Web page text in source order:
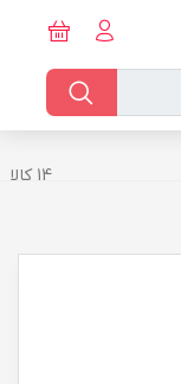
14 کالا